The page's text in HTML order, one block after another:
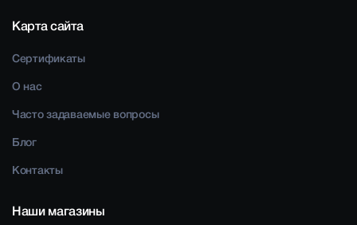
Карта сайта
Сертификаты
О нас
Часто задаваемые вопросы
Блог
Контакты
Наши магазины